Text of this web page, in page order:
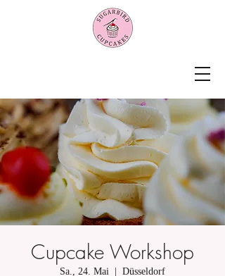
Cupcake Workshop
Sa., 24. Mai Düsseldorf